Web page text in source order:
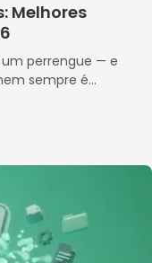
Melhores
perrengue — e
sempre é...